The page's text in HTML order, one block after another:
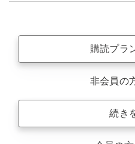
購読プラ
非会員の
続き